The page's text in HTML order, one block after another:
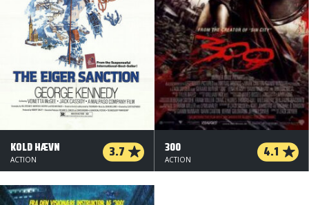
KOLD HÆVN 3.7
ACTION
300 4.1
ACTION